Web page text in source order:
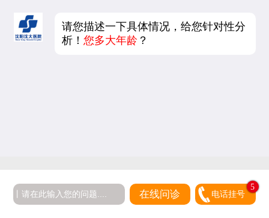
请您描述一下具体情况，给您针对性分
析！您多大年龄 ？
在线问诊 电话挂号
5